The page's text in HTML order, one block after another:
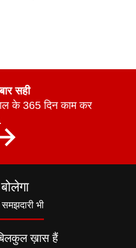
सही
के 365 दिन काम कर
भी
ख़ास हैं